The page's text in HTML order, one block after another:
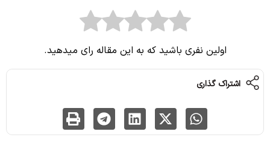
اولین نفری باشید که به این مقاله رای میدهید.
اشتراک گذاری